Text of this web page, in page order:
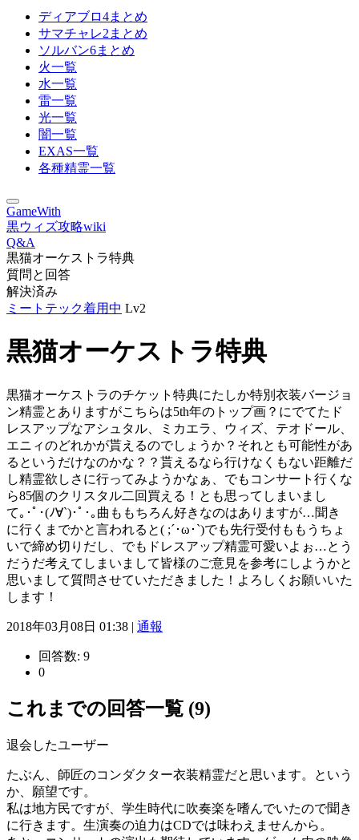
ディアブロ4まとめ
サマチャレ2まとめ
ソルバン6まとめ
火一覧
水一覧
雷一覧
光一覧
闇一覧
EXAS一覧
各種精霊一覧
GameWith
黒ウィズ攻略wiki
Q&A
黒猫オーケストラ特典
質問と回答
解決済み
ミートテック着用中 Lv2
黒猫オーケストラ特典
黒猫オーケストラのチケット特典にたしか特別衣装バージョ
ン精霊とありますがこちらは5th年のトップ画？にでてたド
レスアップなアシュタル、ミカエラ、ウィズ、テオドール、
エニィのどれかが貰えるのでしょうか？それとも可能性があ
るというだけなのかな？？貰えるなら行けなくもない距離だ
し精霊欲しさに行ってみようかなぁ、でもコンサート行くな
ら85個のクリスタル二回買える！とも思ってしまいまし
て｡･ﾟ･(ﾉ∀`)･ﾟ･｡曲ももちろん好きなのはありますが…聞き
に行くまでかと言われると( ;´･ω･`)でも先行受付ももうちょ
いで締め切りだし、でもドレスアップ精霊可愛いよぉ…とう
だうだ考えてしまいまして皆様のご意見を参考にしようかと
思いまして質問させていただきました！よろしくお願いいた
します！
2018年03月08日 01:38 | 通報
回答数: 9
0
これまでの回答一覧 (9)
退会したユーザー
たぶん、師匠のコンダクター衣装精霊だと思います。という
か、願望です。
私は地方民ですが、学生時代に吹奏楽を嗜んでいたので聞き
に行きます。生演奏の迫力はCDでは味わえませんから。